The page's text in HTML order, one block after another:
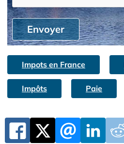
Envoyer
Impots en France
Impôts Paie